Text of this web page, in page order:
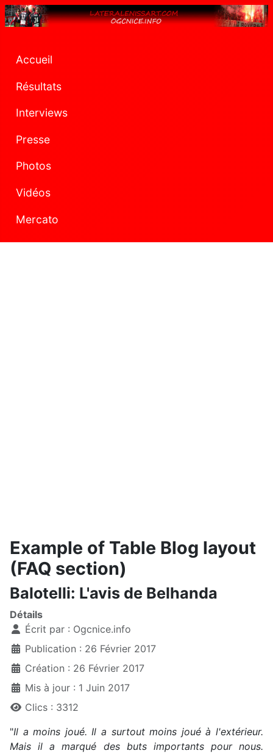
Accueil
Résultats
Interviews
Presse
Photos
Vidéos
Mercato
Example of Table Blog layout
(FAQ section)
Balotelli: L'avis de Belhanda
Détails
Écrit par : Ogcnice.info
Publication : 26 Février 2017
Création : 26 Février 2017
Mis à jour : 1 Juin 2017
Clics : 3312
"Il a moins joué. Il a surtout moins joué à l'extérieur.
Mais il a marqué des buts importants pour nous.